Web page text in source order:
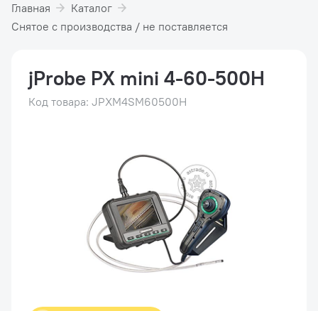
Главная
Каталог
Снятое с производства / не поставляется
jProbe PX mini 4-60-500H
Код товара: JPXM4SM60500H